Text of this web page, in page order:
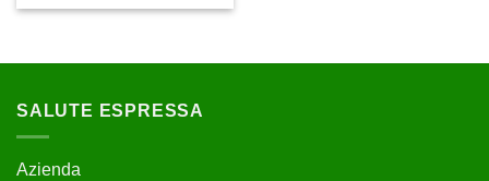
SALUTE ESPRESSA
Azienda